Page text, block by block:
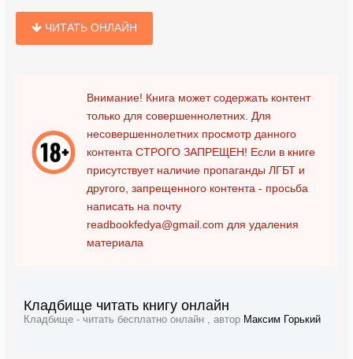
ЧИТАТЬ ОНЛАЙН
Внимание! Книга может содержать контент
только для совершеннолетних. Для
несовершеннолетних просмотр данного
контента СТРОГО ЗАПРЕЩЕН! Если в книге
присутствует наличие пропаганды ЛГБТ и
другого, запрещенного контента - просьба
написать на почту
readbookfedya@gmail.com для удаления
материала
Кладбище читать книгу онлайн
Кладбище - читать бесплатно онлайн , автор Максим Горький